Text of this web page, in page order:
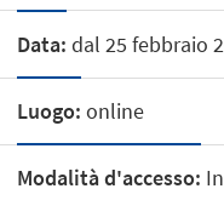
Data: dal 25 febbraio
Luogo: online
Modalità d'accesso: